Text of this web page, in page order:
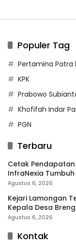
Populer Tag
Pertamina Patra
KPK
Prabowo
Khofifah Indar
PGN
Terbaru
Cetak Pendapatan
InfraNexia
Industri Digital
Agustus 6, 2026
Kejari Lamongan
Kepala Desa
Secara Profesional
Agustus 6, 2026
Kontak